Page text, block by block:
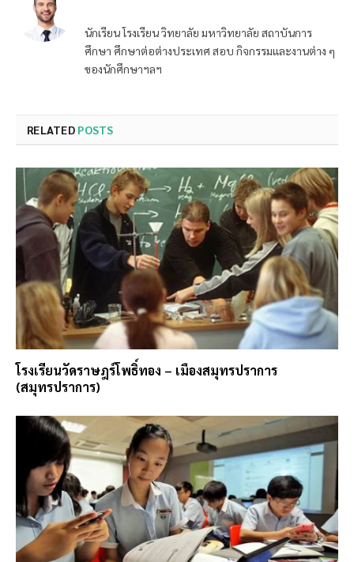
นักเรียน โรงเรียน วิทยาลัย มหาวิทยาลัย สถาบันการ
ศึกษา ศึกษาต่อต่างประเทศ สอบ กิจกรรมและงานต่าง ๆ
ของนักศึกษาฯลฯ
RELATED POSTS
โรงเรียนวัดราษฎร์โพธิ์ทอง – เมืองสมุทรปราการ
(สมุทรปราการ)